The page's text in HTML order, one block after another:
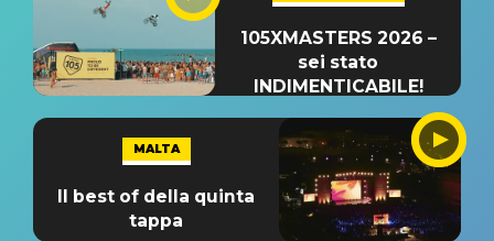
105XMASTERS 2026 –
sei stato
INDIMENTICABILE!
MALTA
Il best of della quinta
tappa